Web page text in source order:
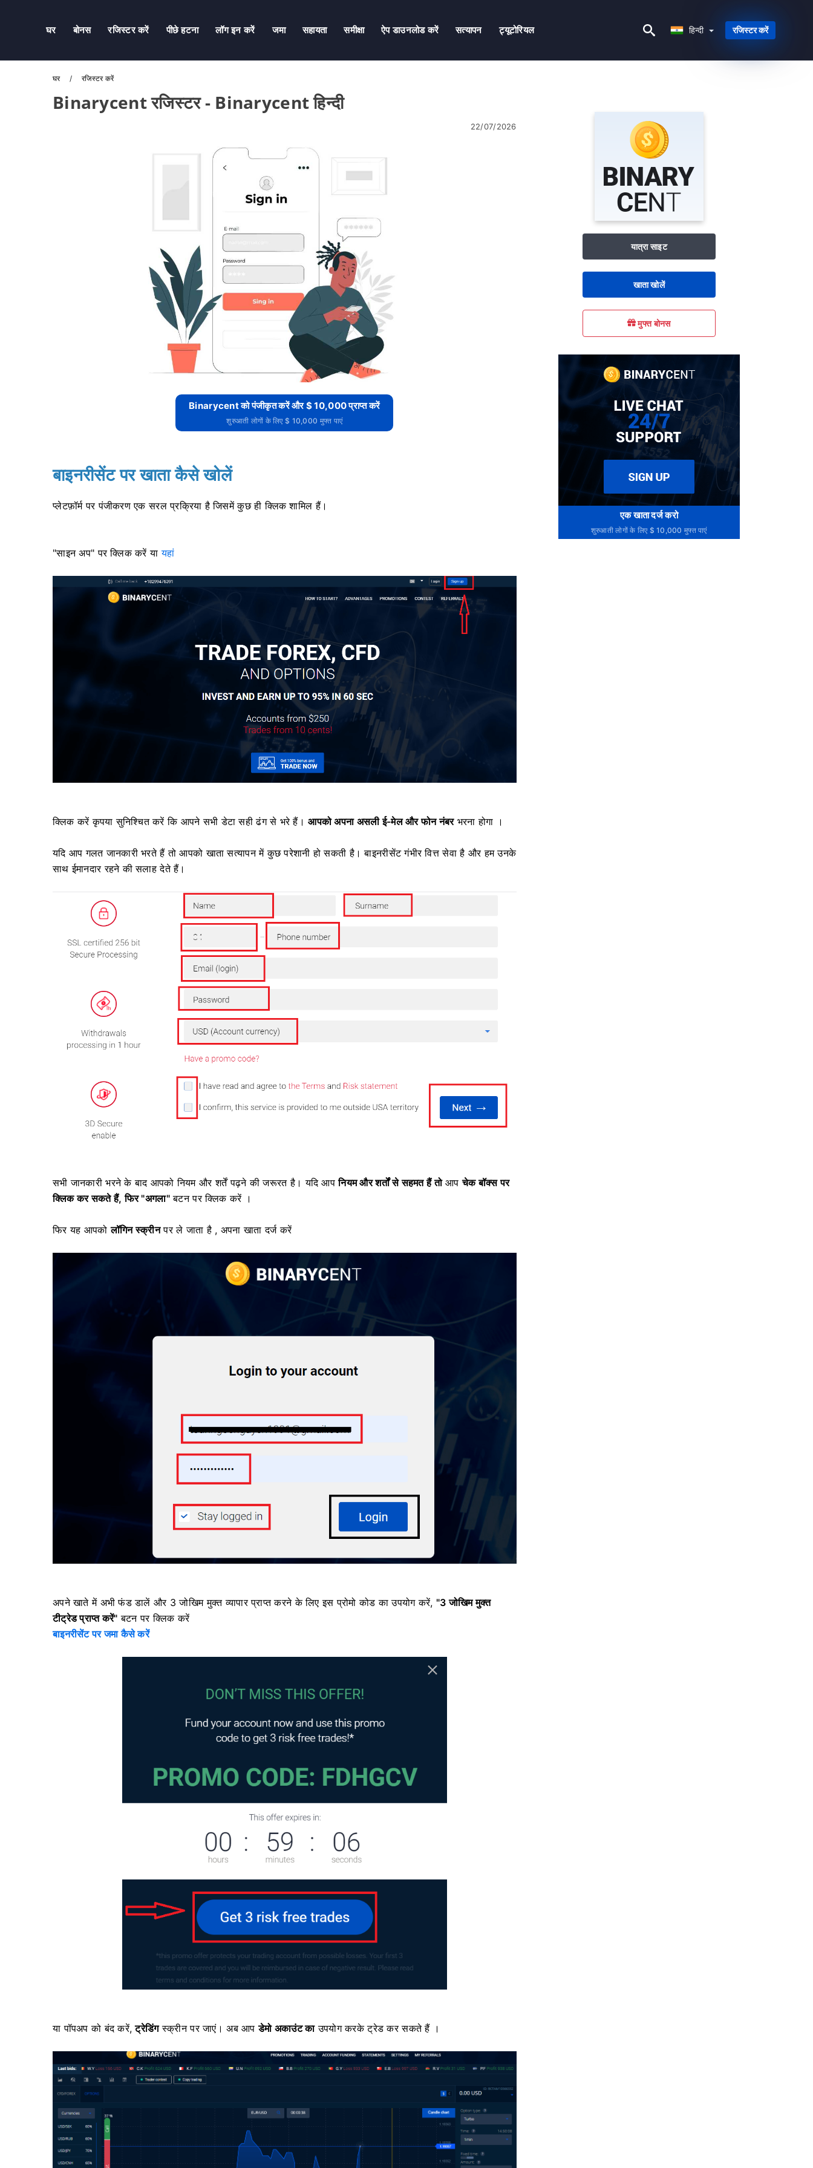
घर बोनस रजिस्टर करें पीछे हटना लॉग इन करें जमा सहायता समीक्षा ऐप डाउनलोड करें सत्यापन ट्यूटोरियल हिन्दी रजिस्टर करें
घर रजिस्टर करें
Binarycent रजिस्टर - Binarycent हिन्दी
22/07/2026
Binarycent को पंजीकृत करें और $ 10,000 प्राप्त करें
शुरुआती लोगों के लिए $ 10,000 मुफ्त पाएं
बाइनरीसेंट पर खाता कैसे खोलें
प्लेटफ़ॉर्म पर पंजीकरण एक सरल प्रक्रिया है जिसमें कुछ ही क्लिक शामिल हैं।
"साइन अप" पर क्लिक करें यायहां
क्लिक करें कृपया सुनिश्चित करें कि आपने सभी डेटा सही ढंग से भरे हैं।आपको अपना असली ई-मेल और फोन नंबर भरना होगा ।
यदि आप गलत जानकारी भरते हैं तो आपको खाता सत्यापन में कुछ परेशानी हो सकती है।बाइनरीसेंट गंभीर वित्त सेवा है और हम उनके
साथ ईमानदार रहने की सलाह देते हैं।
सभी जानकारी भरने के बाद आपको नियम और शर्तें पढ़ने की जरूरत है।यदि आपनियम और शर्तों से सहमत हैं तोआपचेक बॉक्स पर
क्लिक कर सकते हैं, फिर "अगला" बटन पर क्लिक करें ।
फिर यह आपकोलॉगिन स्क्रीनपर ले जाता है , अपना खाता दर्ज करें
अपने खाते में अभी फंड डालें और 3 जोखिम मुक्त व्यापार प्राप्त करने के लिए इस प्रोमो कोड का उपयोग करें, "3 जोखिम मुक्त
टीट्रेड प्राप्त करें" बटन पर क्लिक करें
बाइनरीसेंट पर जमा कैसे करें
या पॉपअप को बंद करें,ट्रेडिंगस्क्रीन पर जाएं।अब आपडेमो अकाउंट काउपयोग करके ट्रेड कर सकते हैं ।
यात्रा साइट
खाता खोलें
मुफ्त बोनस
एक खाता दर्ज करो
शुरुआती लोगों के लिए $ 10,000 मुफ्त पाएं